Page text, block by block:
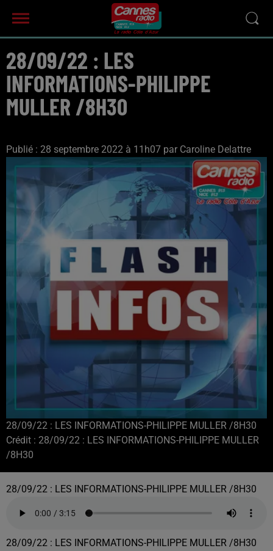
28/09/22 : LES
INFORMATIONS-PHILIPPE
MULLER /8H30
Publié : 28 septembre 2022 à 11h07 par Caroline Delattre
28/09/22 : LES INFORMATIONS-PHILIPPE MULLER /8H30
Crédit : 28/09/22 : LES INFORMATIONS-PHILIPPE MULLER
/8H30
28/09/22 : LES INFORMATIONS-PHILIPPE MULLER /8H30
28/09/22 : LES INFORMATIONS-PHILIPPE MULLER /8H30